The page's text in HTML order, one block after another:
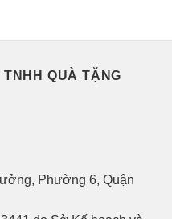
QUÀ TẶNG
Phường 6, Quận